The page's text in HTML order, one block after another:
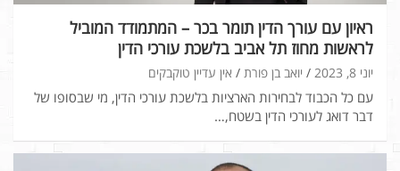
ראיון עם עורך הדין תומר בכר – המתמודד המוביל
לראשות מחוז תל אביב בלשכת עורכי הדין
יוני 8, 2023 יואב בן פורת אין עדיין טוקבקים
עם כל הכבוד לבחירות הארציות בלשכת עורכי הדין, מי שבסופו של
דבר דואג לעורכי הדין בשטח,…